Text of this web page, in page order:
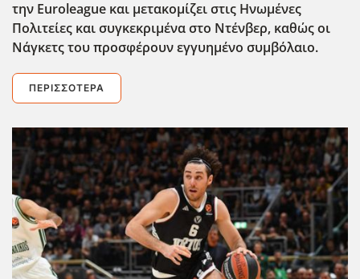
την Euroleague και μετακομίζει στις Ηνωμένες
Πολιτείες και συγκεκριμένα στο Ντένβερ, καθώς οι
Νάγκετς του προσφέρουν εγγυημένο συμβόλαιο.
ΠΕΡΙΣΣΌΤΕΡΑ